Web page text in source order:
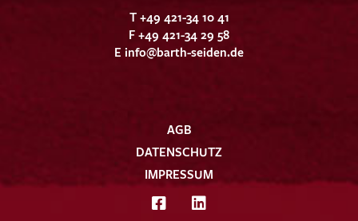
T +49 421-34 10 41
F +49 421-34 29 58
E info@barth-seiden.de
AGB
DATENSCHUTZ
IMPRESSUM